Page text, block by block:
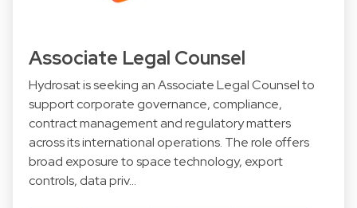
Associate Legal Counsel
Hydrosat is seeking an Associate Legal Counsel to
support corporate governance, compliance,
contract management and regulatory matters
across its international operations. The role offers
broad exposure to space technology, export
controls, data priv…